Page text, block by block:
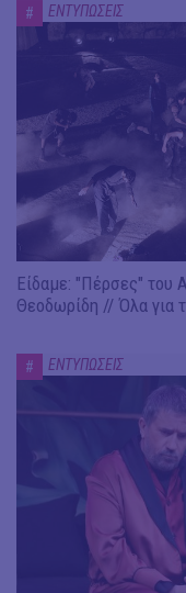
# ΕΝΤΥΠΩΣΕΙΣ
Είδαμε: "Πέρσες" του
Θεοδωρίδη // Όλα για
# ΕΝΤΥΠΩΣΕΙΣ